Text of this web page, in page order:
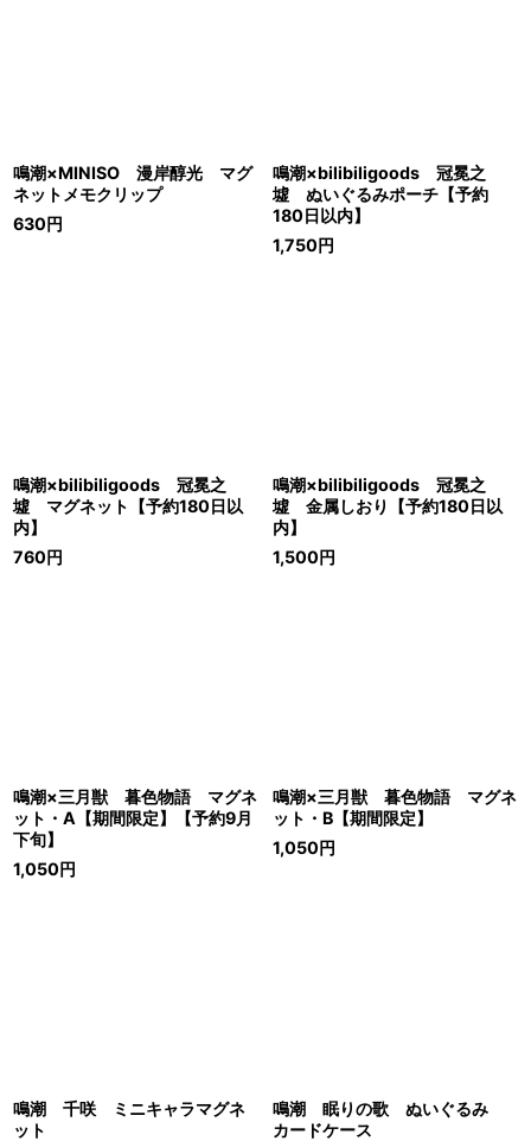
鳴潮×MINISO 漫岸醇光 マグ
ネットメモクリップ
630円
鳴潮×bilibiligoods 冠冕之
墟 ぬいぐるみポーチ【予約
180日以内】
1,750円
鳴潮×bilibiligoods 冠冕之
墟 マグネット【予約180日以
内】
760円
鳴潮×bilibiligoods 冠冕之
墟 金属しおり【予約180日以
内】
1,500円
鳴潮×三月獣 暮色物語 マグネ
ット・A【期間限定】【予約9月
下旬】
1,050円
鳴潮×三月獣 暮色物語 マグネ
ット・B【期間限定】
1,050円
鳴潮 千咲 ミニキャラマグネ
ット
鳴潮 眠りの歌 ぬいぐるみ
カードケース